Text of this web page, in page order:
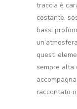
traccia è
costante,
bassi
questi
sempre alta
raccontato